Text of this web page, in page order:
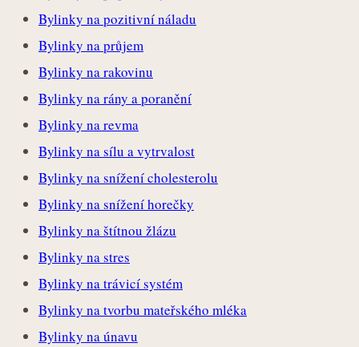
Bylinky na pozitivní náladu
Bylinky na průjem
Bylinky na rakovinu
Bylinky na rány a poranění
Bylinky na revma
Bylinky na sílu a vytrvalost
Bylinky na snížení cholesterolu
Bylinky na snížení horečky
Bylinky na štítnou žlázu
Bylinky na stres
Bylinky na trávicí systém
Bylinky na tvorbu mateřského mléka
Bylinky na únavu